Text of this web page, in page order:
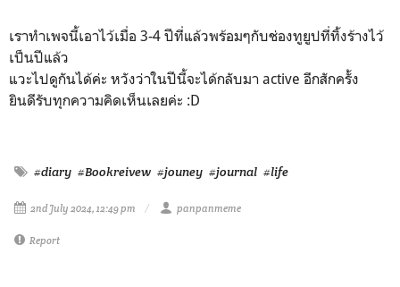
เราทำเพจนี้เอาไว้เมื่อ 3-4 ปีที่แล้วพร้อมๆกับช่องทูยูปที่ทิ้งร้างไว้
เป็นปีแล้ว
แวะไปดูกันได้ค่ะ หวังว่าในปีนี้จะได้กลับมา active อีกสักครั้ง
ยินดีรับทุกความคิดเห็นเลยค่ะ :D
#diary #Bookreivew #jouney #journal #life
2nd July 2024, 12:49 pm panpanmeme
Report